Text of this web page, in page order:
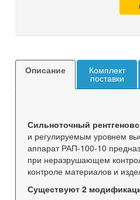
Описание
Комплект
поставки
Сильноточный
и регулируемым уровнем
аппарат РАП-100-10
при неразрушающем
контроле материалов и
Существуют 2